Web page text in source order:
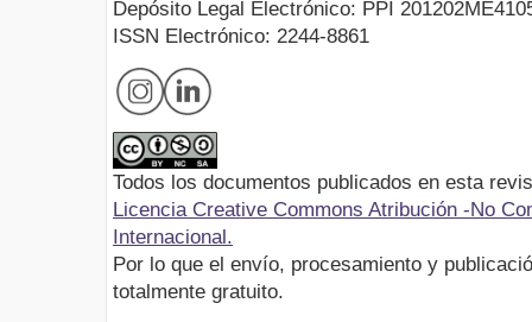
Depósito Legal Electrónico: PPI
ISSN Electrónico: 2244-8861
Todos los documentos publicados en esta
Licencia Creative Commons Atribución -No
Internacional.
Por lo que el envío, procesamiento y
totalmente gratuito.